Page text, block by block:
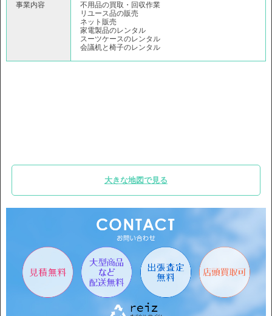
事業内容
不用品の買取・回収作業
リユース品の販売
ネット販売
家電製品のレンタル
スーツケースのレンタル
会議机と椅子のレンタル
大きな地図で見る